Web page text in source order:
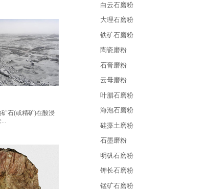
石(或精矿)在酸浸
白云石磨粉
大理石磨粉
铁矿石磨粉
陶瓷磨粉
石膏磨粉
云母磨粉
叶腊石磨粉
海泡石磨粉
硅藻土磨粉
石墨磨粉
明矾石磨粉
钾长石磨粉
锰矿石磨粉